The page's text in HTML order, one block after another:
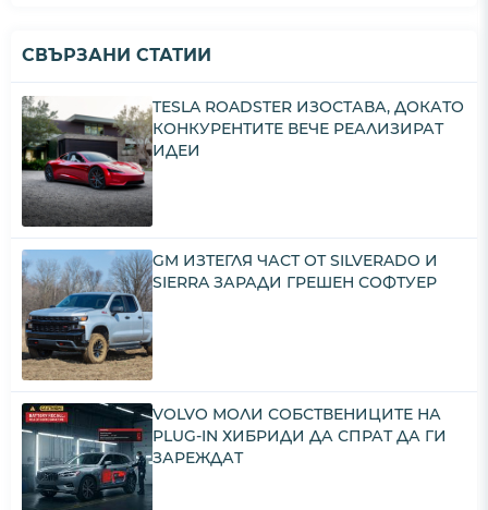
СВЪРЗАНИ СТАТИИ
TESLA ROADSTER ИЗОСТАВА, ДОКАТО
КОНКУРЕНТИТЕ ВЕЧЕ РЕАЛИЗИРАТ
ИДЕИ
GM ИЗТЕГЛЯ ЧАСТ ОТ SILVERADO И
SIERRA ЗАРАДИ ГРЕШЕН СОФТУЕР
VOLVO МОЛИ СОБСТВЕНИЦИТЕ НА
PLUG-IN ХИБРИДИ ДА СПРАТ ДА ГИ
ЗАРЕЖДАТ